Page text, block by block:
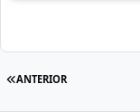
ANTERIOR